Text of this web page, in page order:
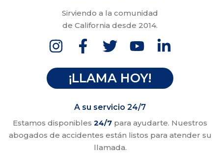
Sirviendo a la comunidad
de California desde 2014.
¡LLAMA HOY!
A su servicio 24/7
Estamos disponibles 24/7 para ayudarte. Nuestros
abogados de accidentes están listos para atender su
llamada.